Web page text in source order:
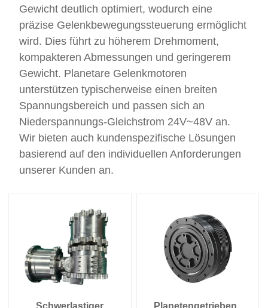
(Autonomous Mobile
Robots) und industriellen
eingesetzt und erfüllt die
Anforderungen an
effizienten
Materialtransport in
Bereichen
wie Lagerlogistik und intelligenter
Fertigung.
Radnabenmotoren zeigen
deutliche Vorteile bei
der Steigerung der
Anlageneffizienz, der
Senkung der
Gewicht deutlich optimiert, wodurch eine
präzise Gelenkbewegungssteuerung ermöglicht
wird. Dies führt zu höherem Drehmoment,
kompakteren Abmessungen und geringerem
Gewicht. Planetare Gelenkmotoren
unterstützen typischerweise einen breiten
Spannungsbereich und passen sich an
Niederspannungs-Gleichstrom 24V~48V an.
Wir bieten auch kundenspezifische Lösungen
basierend auf den individuellen Anforderungen
unserer Kunden an.
Schwerlastiger
Planetengetriebene